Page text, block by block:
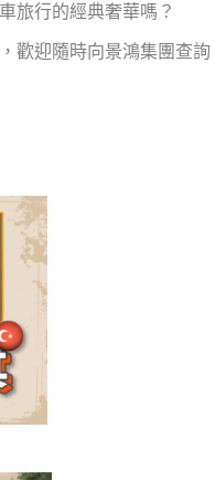
旅行的經典奢華嗎？
迎隨時向景鴻集團查